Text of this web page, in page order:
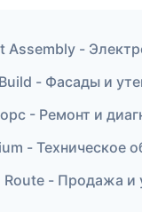
Assembly -
- Фасады и
- Ремонт и
- Техническое
Route - Продажа